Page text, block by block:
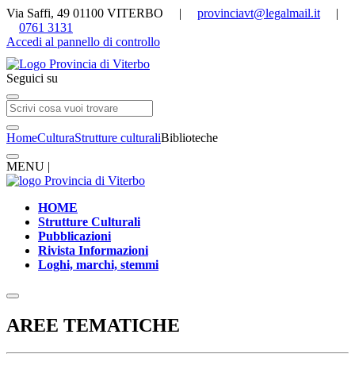
Via Saffi, 49 01100 VITERBO | provinciavt@legalmail.it |
0761 3131
Accedi al pannello di controllo
Seguici su
HomeCulturaStrutture culturaliBiblioteche
MENU |
HOME
Strutture Culturali
Pubblicazioni
Rivista Informazioni
Loghi, marchi, stemmi
AREE TEMATICHE